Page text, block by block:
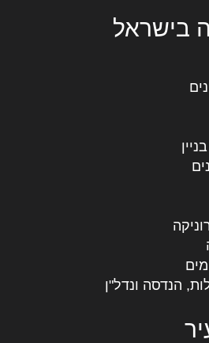
בישראל
הנדסה ונדל"ן